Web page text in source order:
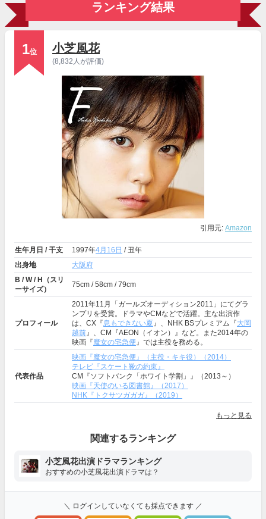
ランキング結果
1位 小芝風花
(8,832人が評価)
引用元: Amazon
生年月日 / 干支 1997年4月16日 / 丑年
出身地
大阪府
B / W / H（スリ
ーサイズ）
75cm / 58cm / 79cm
プロフィール
2011年11月「ガールズオーディション2011」にてグラ
ンプリを受賞。ドラマやCMなどで活躍。主な出演作
は、CX『息もできない夏』、NHK BSプレミアム『大岡
越前』、CM『AEON（イオン）』など。また2014年の
映画『魔女の宅急便』では主役を務める。
代表作品
映画『魔女の宅急便』（主役・キキ役）（2014）
テレビ『スケート靴の約束』
CM『ソフトバンク「ホワイト学割」』（2013～）
映画『天使のいる図書館』（2017）
NHK『トクサツガガガ』（2019）
もっと見る
関連するランキング
小芝風花出演ドラマランキング
おすすめの小芝風花出演ドラマは？
＼ ログインしていなくても採点できます ／